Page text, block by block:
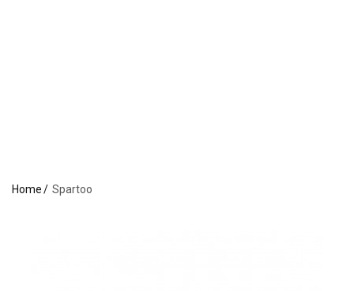
Home Spartoo